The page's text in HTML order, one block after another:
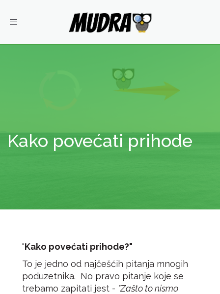
Toggle
Kako povećati prihode
"Kako povećati prihode?"
To je jedno od najčešćih pitanja mnogih
poduzetnika. No pravo pitanje koje se
trebamo zapitati jest - "Zašto to nismo